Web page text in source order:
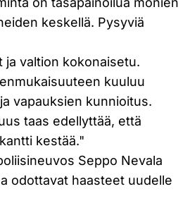
keskellä. Pysyviä
valtion kokonaisetu.
kuuluu
vapauksien kunnioitus.
taas edellyttää, että
kestää."
Seppo Nevala
odottavat haasteet uudelle